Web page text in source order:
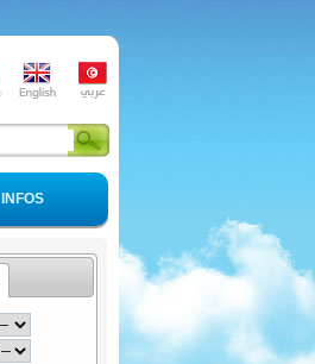
INFOS